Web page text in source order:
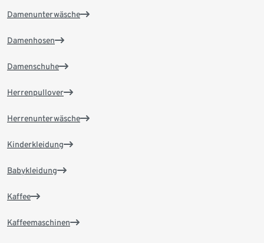
Damenunterwäsche
Damenhosen
Damenschuhe
Herrenpullover
Herrenunterwäsche
Kinderkleidung
Babykleidung
Kaffee
Kaffeemaschinen